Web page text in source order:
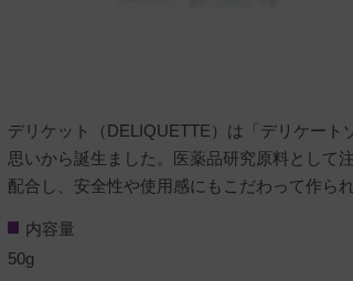
デリケット（DELIQUETTE）は「デリケート
思いから誕生ました。医薬品研究原料として
配合し、安全性や使用感にもこだわって作ら
内容量
50g